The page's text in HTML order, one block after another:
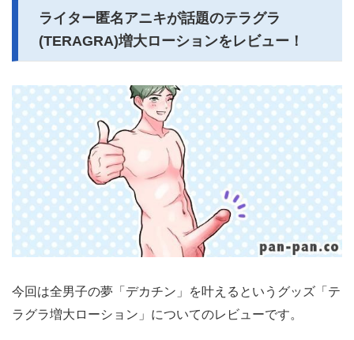
ライター匿名アニキが話題のテラグラ
(TERAGRA)増大ローションをレビュー！
今回は全男子の夢「デカチン」を叶えるというグッズ「テ
ラグラ増大ローション」についてのレビューです。